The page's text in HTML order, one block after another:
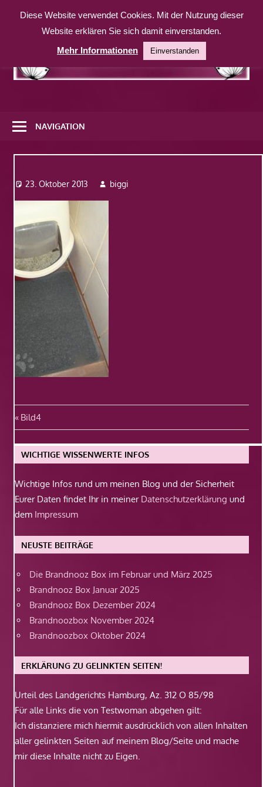
Inhalt
weitere
Website
NAVIGATION
23. Oktober 2013 biggi
Beitragsnavigation
Vorheriger
Beitrag:
Bild4
WICHTIGE WISSENWERTE INFOS
Wichtige Infos rund um meinen Blog und der Sicherheit
Eurer Daten findet Ihr in meiner Datenschutzerklärung und
dem Impressum
NEUSTE BEITRÄGE
Die Brandnooz Box im Februar und März 2025
Brandnooz Box Januar 2025
Brandnooz Box Dezember 2024
Brandnoozbox November 2024
Brandnoozbox Oktober 2024
ERKLÄRUNG ZU GELINKTEN SEITEN!
Urteil des Landgerichts Hamburg, Az. 312 O 85/98
Für alle Links die von Testwoman abgehen gilt:
Ich distanziere mich hiermit ausdrücklich von allen Inhalten
aller gelinkten Seiten auf meinem Blog/Seite und mache
mir diese Inhalte nicht zu Eigen.
Diese Website verwendet Cookies. Mit der Nutzung dieser
Website erklären Sie sich damit einverstanden.
Mehr Informationen
Einverstanden